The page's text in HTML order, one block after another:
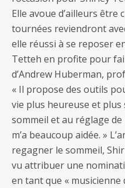
Elle avoue d’ailleurs être
tournées reviendront
elle réussi à se reposer
Tetteh en profite pour
d’Andrew Huberman,
« Il propose des outils
vie plus heureuse et plus
sommeil et au réglage
m’a beaucoup aidée. »
regagner le sommeil,
vu attribuer une
en tant que « musicienne